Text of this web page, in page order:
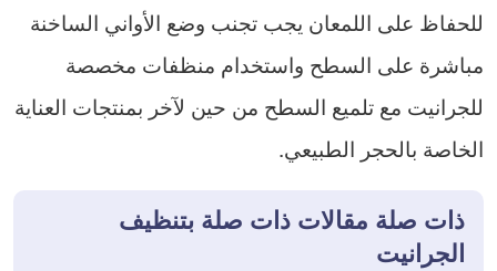
للحفاظ على اللمعان يجب تجنب وضع الأواني الساخنة
مباشرة على السطح واستخدام منظفات مخصصة
للجرانيت مع تلميع السطح من حين لآخر بمنتجات العناية
الخاصة بالحجر الطبيعي.
ذات صلة مقالات ذات صلة بتنظيف
الجرانيت